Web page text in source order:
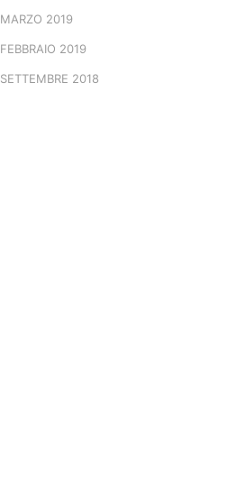
MARZO 2019
FEBBRAIO 2019
SETTEMBRE 2018